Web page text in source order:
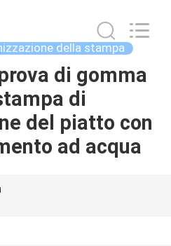
della stampa
di gomma
di
del piatto con
ad acqua